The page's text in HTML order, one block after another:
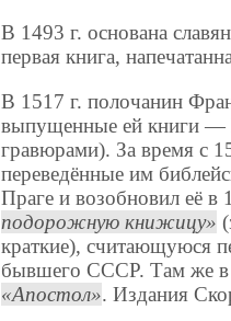
В 1493 г. основана
первая книга,
В 1517 г. полочанин
выпущенные ей книги —
гравюрами). За время с
переведённые им
Праге и возобновил её в
подорожную книжицу
краткие), считающуюся
бывшего СССР. Там же в
Апостол . Издания